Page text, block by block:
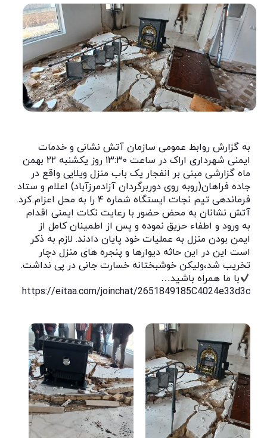
به گزارش روابط عمومی سازمان آتش نشانی و خدمات
ایمنی شهرداری اراک در ساعت ۱۳:۳۰ روز یکشنبه ۲۲ بهمن
ماه گزارشی مبنی بر انفجار یک باب منزل ویلایی واقع در
جاده فراهان(روبه روی دوربرگردان آزادمرزآباد) اعلام و ستاد
فرماندهی تیم نجات ایستگاه شماره ۴ را به محل اعزام کرد.
آتش نشانان به محض حضور با رعایت نکات ایمنی اقدام
به ورود و اطفاء حریق نموده و پس از اطمینان کامل از
ایمن بودن منزل به عملیات خود پایان دادند. لازم به ذکر
است این در این حاثه دیوارها و پنجره های منزل دچار
تخریب شد،ولیکن خوشبختانه خسارت جانی در پی نداشت.
با ما همراه باشید…
https://eitaa.com/joinchat/2651849185C4024e33d3c